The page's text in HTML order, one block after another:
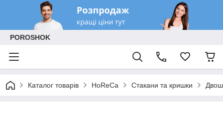
POROSHOK
Каталог товарів HoReCa Стакани та кришки